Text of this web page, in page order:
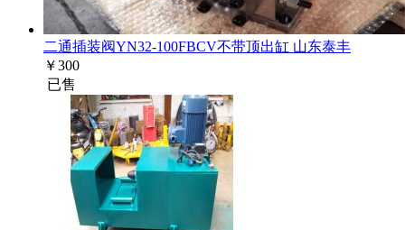
二通插装阀YN32-100FBCV不带顶出缸 山东泰丰
￥300
已售